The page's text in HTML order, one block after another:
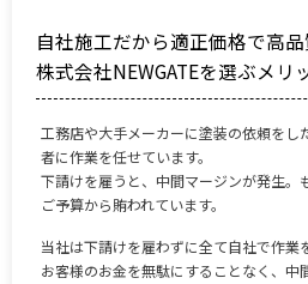
自社施工だから適正価格で高品
株式会社NEWGATEを選ぶメリ
工務店や大手メーカーに塗装の依頼をし
者に作業を任せています。
下請けを雇うと、中間マージンが発生。
ご予算から賄われています。
当社は下請けを雇わずに全て自社で作業
お客様のお金を無駄にすることなく、中